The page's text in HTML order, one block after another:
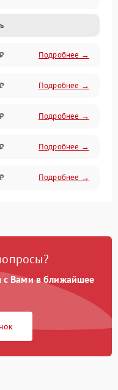
Подробнее →
Подробнее →
Подробнее →
Подробнее →
Подробнее →
с Вами в ближайшее